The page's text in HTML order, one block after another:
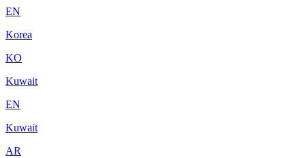
EN
Korea
KO
Kuwait
EN
Kuwait
AR